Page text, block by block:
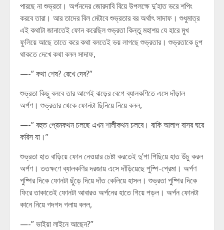
পারছে না শুভ্রতা। অর্পনদের জোরদাবি বিয়ে উপলক্ষে দু’হাত ভরে শপিং
করবে তারা। আর তাদের বিল মেটাবে শুভ্রতার বর অর্থাৎ সাদাফ। শুধুমাত্র
এই কথাটা জানাতেই ফোন করেছিল শুভ্রতা কিন্তু মহাশয় যে হারে মুখ
ফুলিয়ে আছে তাতে করে কথা বলতেই ভয় লাগছে শুভ্রতার। শুভ্রতাকে চুপ
থাকতে দেখে কথা বলল সাদাফ,
—-” কথা শেষ? রেখে দেব?”
শুভ্রতা কিছু বলবে তার আগেই ঝড়ের বেগে ব্যালকণিতে এসে দাঁড়াল
অর্পণ। শুভ্রতার থেকে ফোনটা ছিনিয়ে নিয়ে বলল,
—-” বহুত প্রেমকথন চলছে এখন শালীকথন চলবে। বাকি আলাপ বাসর ঘরে
করিস যা।”
শুভ্রতা হাত বাড়িয়ে ফোন নেওয়ার চেষ্টা করতেই দু’পা পিছিয়ে হাত উঁচু করল
অর্পণ। ততক্ষণে ব্যালকণির দরজায় এসে দাঁড়িয়েছে পুষ্পি-প্রেমা। অর্পণ
পুষ্পির দিকে ফোনটা ছুঁড়ে দিয়ে দাঁত কেলিয়ে হাসল। শুভ্রতা পুষ্পির দিকে
ফিরে তাকাতেই ফোনটা আবারও অর্পনের হাতে গিয়ে পড়ল। অর্পন ফোনটা
কানে নিয়ে গদগদ গলায় বলল,
—-” ভাইয়া লাইনে আছেন?”